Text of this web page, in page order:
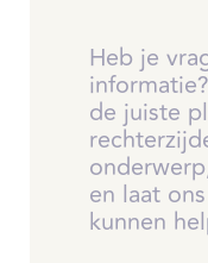
Heb je
de juiste
en laat
kunnen